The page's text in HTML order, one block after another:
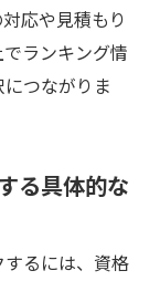
応や見積もり
ランキング情
つながりま
る具体的な
るには、資格